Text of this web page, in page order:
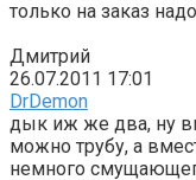
только на заказ
Дмитрий
26.07.2011 17:01
DrDemon
дык иж же два, ну
можно трубу, а
немного